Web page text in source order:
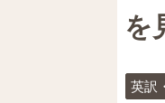
を
英訳